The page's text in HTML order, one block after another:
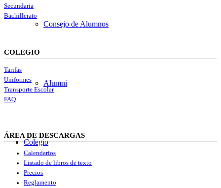
Consejo de Alumnos
Alumni
Colegio
Secundaria
Bachillerato
COLEGIO
Tarifas
Uniformes
Transporte Escolar
FAQ
ÁREA DE DESCARGAS
Calendarios
Listado de libros de texto
Precios
Reglamento